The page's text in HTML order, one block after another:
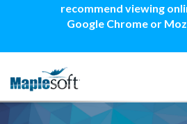
recommend viewing
Google Chrome or